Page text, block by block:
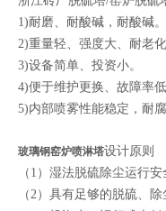
1)耐磨、耐酸碱，耐酸碱。
2)重量轻、强度大、耐老化
3)设备简单、投资小。
4)便于维护更换、故障率低
5)内部喷雾性能稳定，耐
玻璃钢窑炉喷淋塔设计原则
（1）湿法脱硫除尘运行安
（2）具有足够的脱硫、